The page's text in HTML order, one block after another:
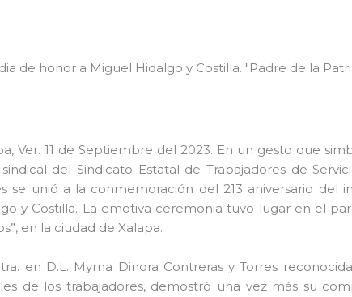
de honor a Miguel Hidalgo y Costilla. "Padre de la
Ver. 11 de Septiembre del 2023. En un gesto que
del Sindicato Estatal de Trabajadores de
se unió a la conmemoración del 213 aniversario
y Costilla. La emotiva ceremonia tuvo lugar en el
en la ciudad de Xalapa.
en D.L. Myrna Dinora Contreras y Torres
de los trabajadores, demostró una vez más su